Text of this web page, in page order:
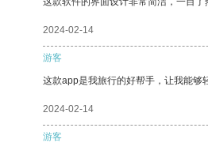
2024-02-14
游客
这款app是我旅行的好帮手，让我能够
2024-02-14
游客